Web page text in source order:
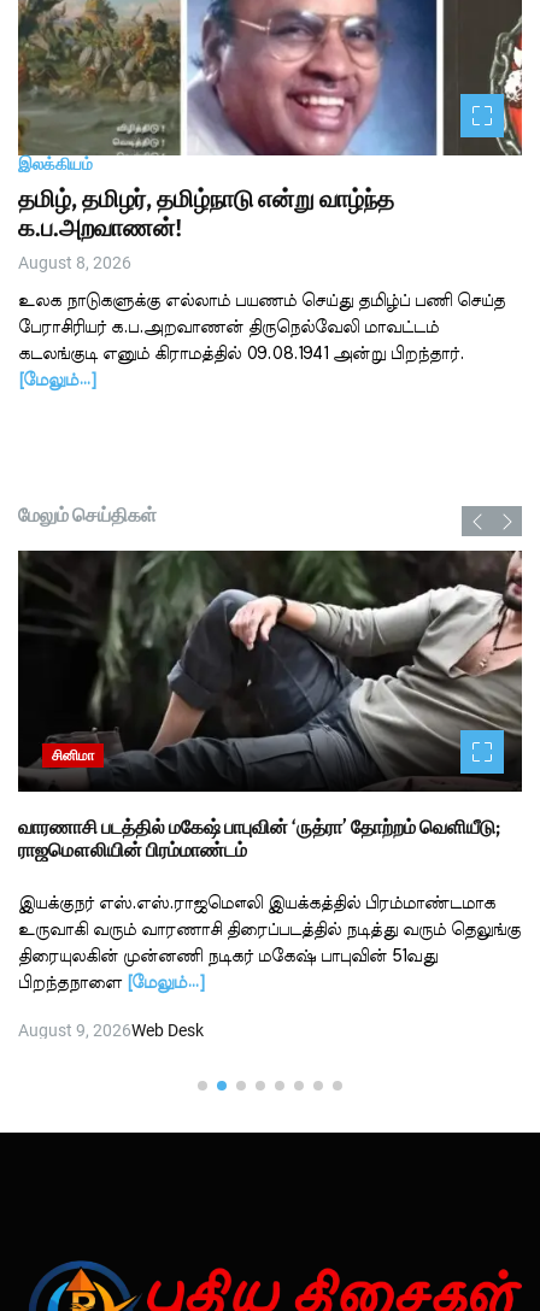
இலக்கியம்
தமிழ், தமிழர், தமிழ்நாடு என்று வாழ்ந்த
க.ப.அறவாணன்!
August 8, 2026
உலக நாடுகளுக்கு எல்லாம் பயணம் செய்து தமிழ்ப் பணி செய்த
பேராசிரியர் க.ப.அறவாணன் திருநெல்வேலி மாவட்டம்
கடலங்குடி எனும் கிராமத்தில் 09.08.1941 அன்று பிறந்தார்.
[மேலும்…]
மேலும் செய்திகள்
சினிமா
வாரணாசி படத்தில் மகேஷ் பாபுவின் ‘ருத்ரா’ தோற்றம் வெளியீடு;
ராஜமௌலியின் பிரம்மாண்டம்
இயக்குநர் எஸ்.எஸ்.ராஜமௌலி இயக்கத்தில் பிரம்மாண்டமாக
உருவாகி வரும் வாரணாசி திரைப்படத்தில் நடித்து வரும் தெலுங்கு
திரையுலகின் முன்னணி நடிகர் மகேஷ் பாபுவின் 51வது
பிறந்தநாளை [மேலும்…]
August 9, 2026Web Desk